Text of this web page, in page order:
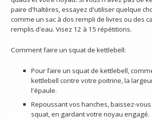
paire d'haltères, essayez d'utiliser quelque
comme un sac à dos rempli de livres ou des
remplis d'eau. Visez 12 à 15 répétitions.
Comment faire un squat de kettlebell:
Pour faire un squat de kettlebell,
kettlebell contre votre poitrine, la
l'épaule.
Repoussant vos hanches, baissez-
squat, en gardant votre noyau engagé.